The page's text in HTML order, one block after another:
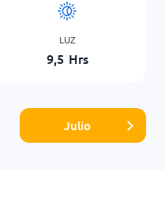
LUZ
9,5 Hrs
Julio